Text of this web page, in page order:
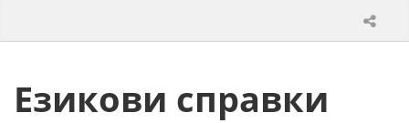
Езикови справки